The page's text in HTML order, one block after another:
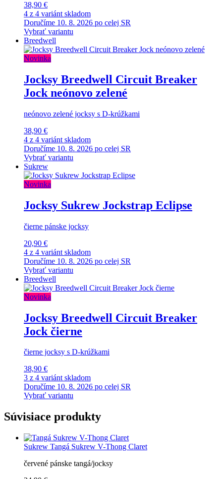
38,90 €
4 z 4 variánt skladom
Doručíme 10. 8. 2026 po celej SR
Vybrať variantu
Breedwell
Novinka
Jocksy Breedwell Circuit Breaker
Jock neónovo zelené
neónovo zelené jocksy s D-krúžkami
38,90 €
4 z 4 variánt skladom
Doručíme 10. 8. 2026 po celej SR
Vybrať variantu
Sukrew
Novinka
Jocksy Sukrew Jockstrap Eclipse
čierne pánske jocksy
20,90 €
4 z 4 variánt skladom
Doručíme 10. 8. 2026 po celej SR
Vybrať variantu
Breedwell
Novinka
Jocksy Breedwell Circuit Breaker
Jock čierne
čierne jocksy s D-krúžkami
38,90 €
3 z 4 variánt skladom
Doručíme 10. 8. 2026 po celej SR
Vybrať variantu
Súvisiace produkty
Sukrew Tangá Sukrew V-Thong Claret
červené pánske tangá/jocksy